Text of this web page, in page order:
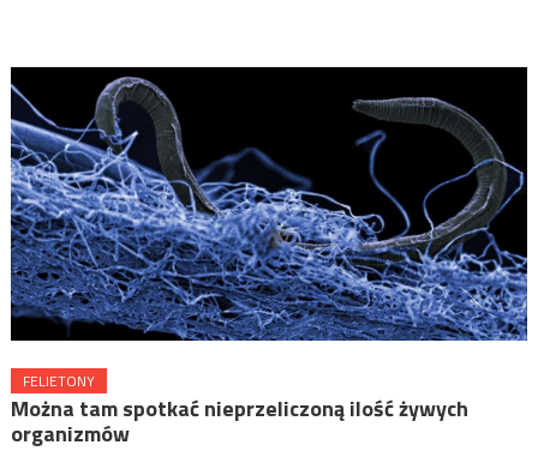
FELIETONY
Można tam spotkać nieprzeliczoną ilość żywych
organizmów